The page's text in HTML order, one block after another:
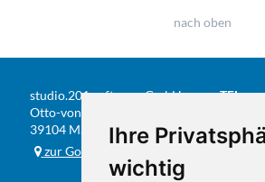
Ihre
wichtig
nach oben
studio.201 software GmbH
Otto-von-Guericke-Str. 104
39104 Magdeburg
zur Google-Karte
TEL
E-MAIL